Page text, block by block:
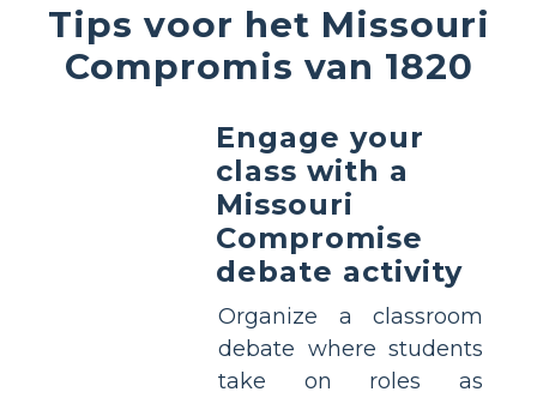
Tips voor het Missouri
Compromis van 1820
Engage your
class with a
Missouri
Compromise
debate activity
Organize a classroom
debate where students
take on roles as